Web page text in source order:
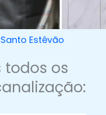
Estêvão
todos os